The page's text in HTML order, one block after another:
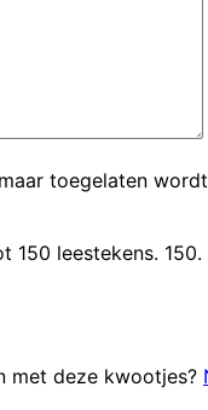
toegelaten
leestekens. 150.
met deze kwootjes?